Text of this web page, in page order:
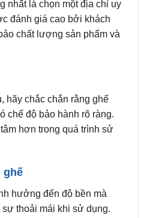
nhất là chọn một địa chỉ uy
đánh giá cao bởi khách
chất lượng sản phẩm và
hãy chắc chắn rằng ghế
chế độ bảo hành rõ ràng.
hơn trong quá trình sử
ghế
hưởng đến độ bền mà
thoải mái khi sử dụng.